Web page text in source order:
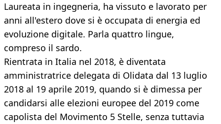
Laureata in ingegneria, ha vissuto e lavorato per
anni all'estero dove si è occupata di energia ed
evoluzione digitale. Parla quattro lingue,
compreso il sardo.
Rientrata in Italia nel 2018, è diventata
amministratrice delegata di Olidata dal 13 luglio
2018 al 19 aprile 2019, quando si è dimessa per
candidarsi alle elezioni europee del 2019 come
capolista del Movimento 5 Stelle, senza tuttavia